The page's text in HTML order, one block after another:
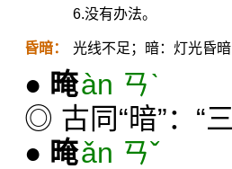
6.没有办法。
昏暗： 光线不足；暗：灯光昏
● 晻àn ㄢˋ
◎ 古同“暗”：“
● 晻ǎn ㄢˇ